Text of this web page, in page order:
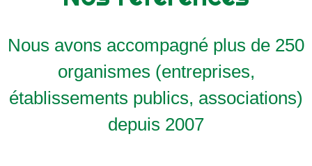
Nous avons accompagné plus de 250
organismes (entreprises,
établissements publics, associations)
depuis 2007